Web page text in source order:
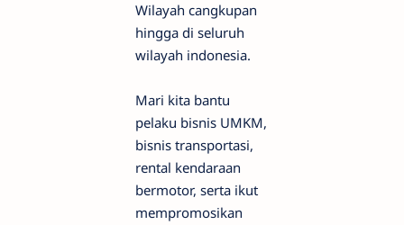
Wilayah cangkupan
hingga di seluruh
wilayah indonesia.
Mari kita bantu
pelaku bisnis UMKM,
bisnis transportasi,
rental kendaraan
bermotor, serta ikut
mempromosikan